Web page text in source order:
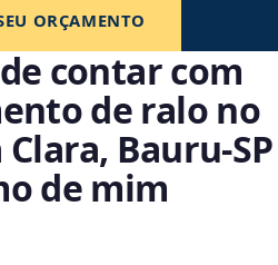
ORÇAMENTO
contar com
de ralo no
Bauru‑SP
de mim